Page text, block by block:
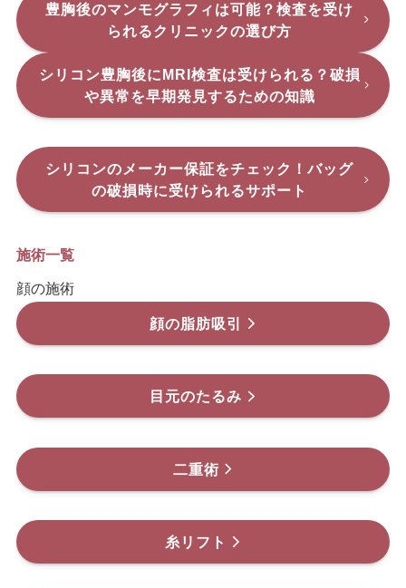
豊胸後のマンモグラフィは可能？検査を受け
られるクリニックの選び方
シリコン豊胸後にMRI検査は受けられる？破損
や異常を早期発見するための知識
シリコンのメーカー保証をチェック！バッグ
の破損時に受けられるサポート
施術一覧
顔の施術
顔の脂肪吸引
目元のたるみ
二重術
糸リフト